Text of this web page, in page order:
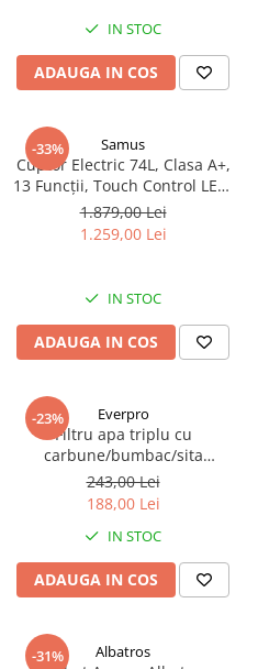
3P
IN STOC
ADAUGA IN COS
-33% Samus
Cuptor Electric 74L, Clasa A+,
13 Funcții, Touch Control LED,
Panou Sticlă Neagră – Grill,
Convectie 3D, Autocurățare
Catalitică + Accesorii Incluse
1.879,00 Lei
1.259,00 Lei
IN STOC
ADAUGA IN COS
-23% Everpro
Filtru apa triplu cu
carbune/bumbac/sita
3x3/4"*10
243,00 Lei
188,00 Lei
IN STOC
ADAUGA IN COS
-31% Albatros